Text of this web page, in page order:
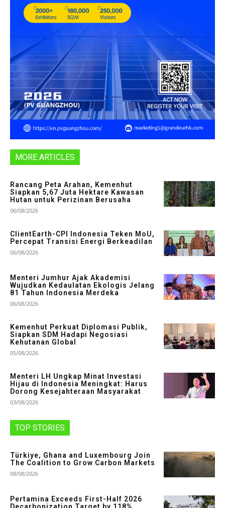
MORE ARTICLES
Rancang Peta Arahan, Kemenhut
Siapkan 5,67 Juta Hektare Kawasan
Hutan untuk Perizinan Berusaha
06/08/2026
ClientEarth-CPI Indonesia Teken MoU,
Percepat Transisi Energi Berkeadilan
06/08/2026
Menteri Jumhur Ajak Akademisi
Wujudkan Kedaulatan Ekologis Jelang
81 Tahun Indonesia Merdeka
06/08/2026
Kemenhut Perkuat Diplomasi Publik,
Siapkan SDM Hadapi Negosiasi
Kehutanan Global
05/08/2026
Menteri LH Ungkap Minat Investasi
Hijau di Indonesia Meningkat: Harus
Dorong Kesejahteraan Masyarakat
03/08/2026
TOP STORIES
Türkiye, Ghana and Luxembourg Join
The Coalition to Grow Carbon Markets
08/08/2026
Pertamina Exceeds First-Half 2026